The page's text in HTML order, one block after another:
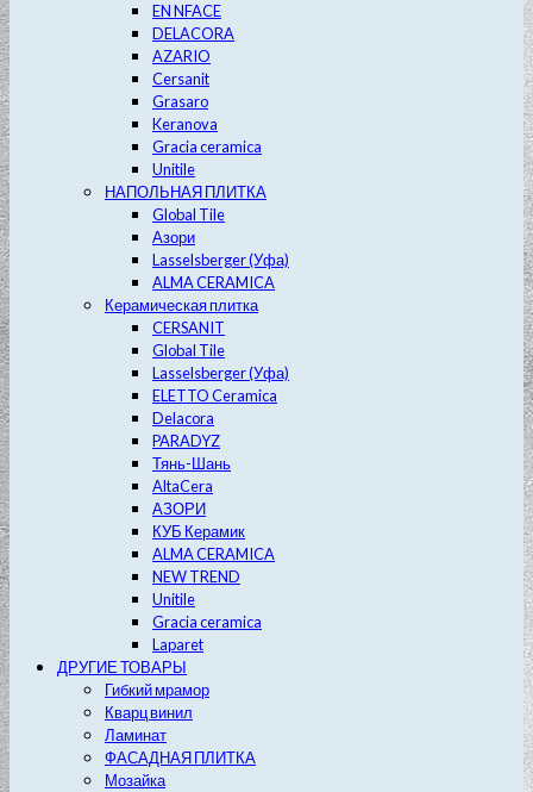
EN NFACE
DELACORA
AZARIO
Cersanit
Grasaro
Keranova
Gracia ceramica
Unitile
НАПОЛЬНАЯ ПЛИТКА
Global Tile
Азори
Lasselsberger (Уфа)
ALMA CERAMICA
Керамическая плитка
CERSANIT
Global Tile
Lasselsberger (Уфа)
ELETTO Ceramica
Delacora
PARADYZ
Тянь-Шань
AltaCera
АЗОРИ
КУБ Керамик
ALMA CERAMICA
NEW TREND
Unitile
Gracia ceramica
Laparet
ДРУГИЕ ТОВАРЫ
Гибкий мрамор
Кварц винил
Ламинат
ФАСАДНАЯ ПЛИТКА
Мозайка